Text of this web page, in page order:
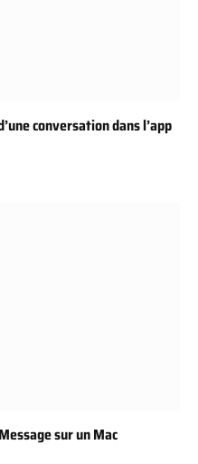
conversation dans l’app
sur un Mac